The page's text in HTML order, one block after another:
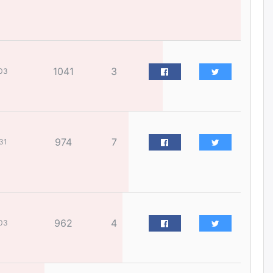
нас барсных нь дараа ч
хуулиар хамгаалах ёстой
ашиг хүртэж эхэлсэн ч Монгол
Улс өр төлсөөр байна
ХЗДХ-ын сайд С.Амарсайхан:
сайхны хөгжилд зориулах
бөгөөд үүнийг хэд хэдэн эрх
1041 3
974 7
962 4